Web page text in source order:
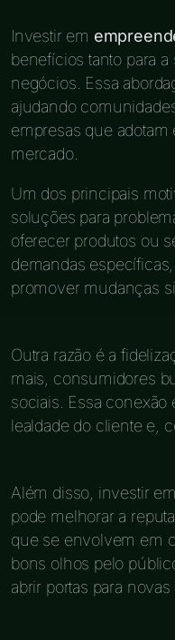
Investir em
benefícios tanto para
negócios. Essa
ajudando
empresas que
mercado.
Um dos principais
soluções para
oferecer produtos ou
demandas
promover mudanças
Outra razão é a
mais, consumidores
sociais. Essa
lealdade do cliente e,
Além disso, investir
pode melhorar a
que se envolvem em
bons olhos pelo
abrir portas para